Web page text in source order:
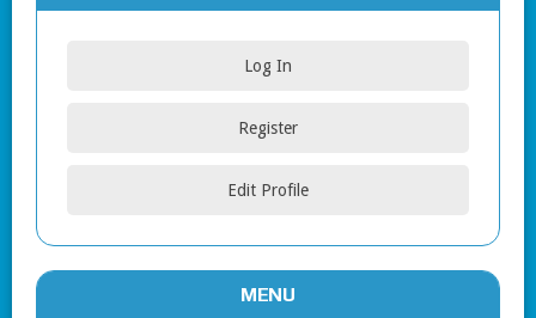
Log In
Register
Edit Profile
MENU